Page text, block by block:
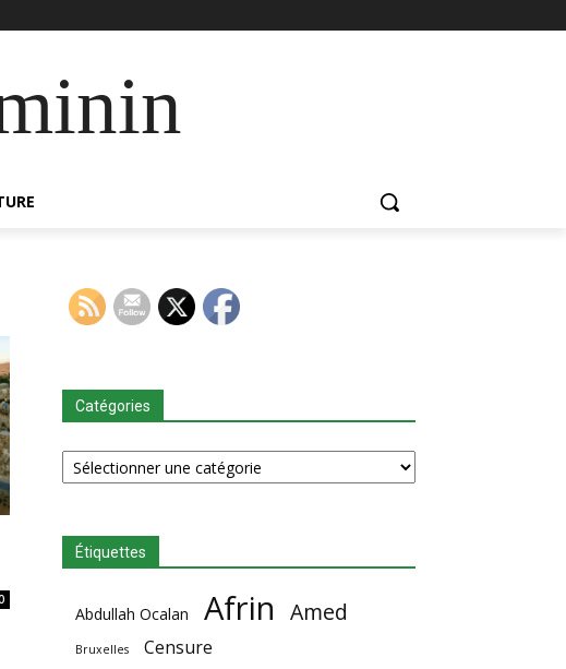
Catégories
Catégories
Étiquettes
Abdullah Ocalan Afrin Amed
Bruxelles Censure